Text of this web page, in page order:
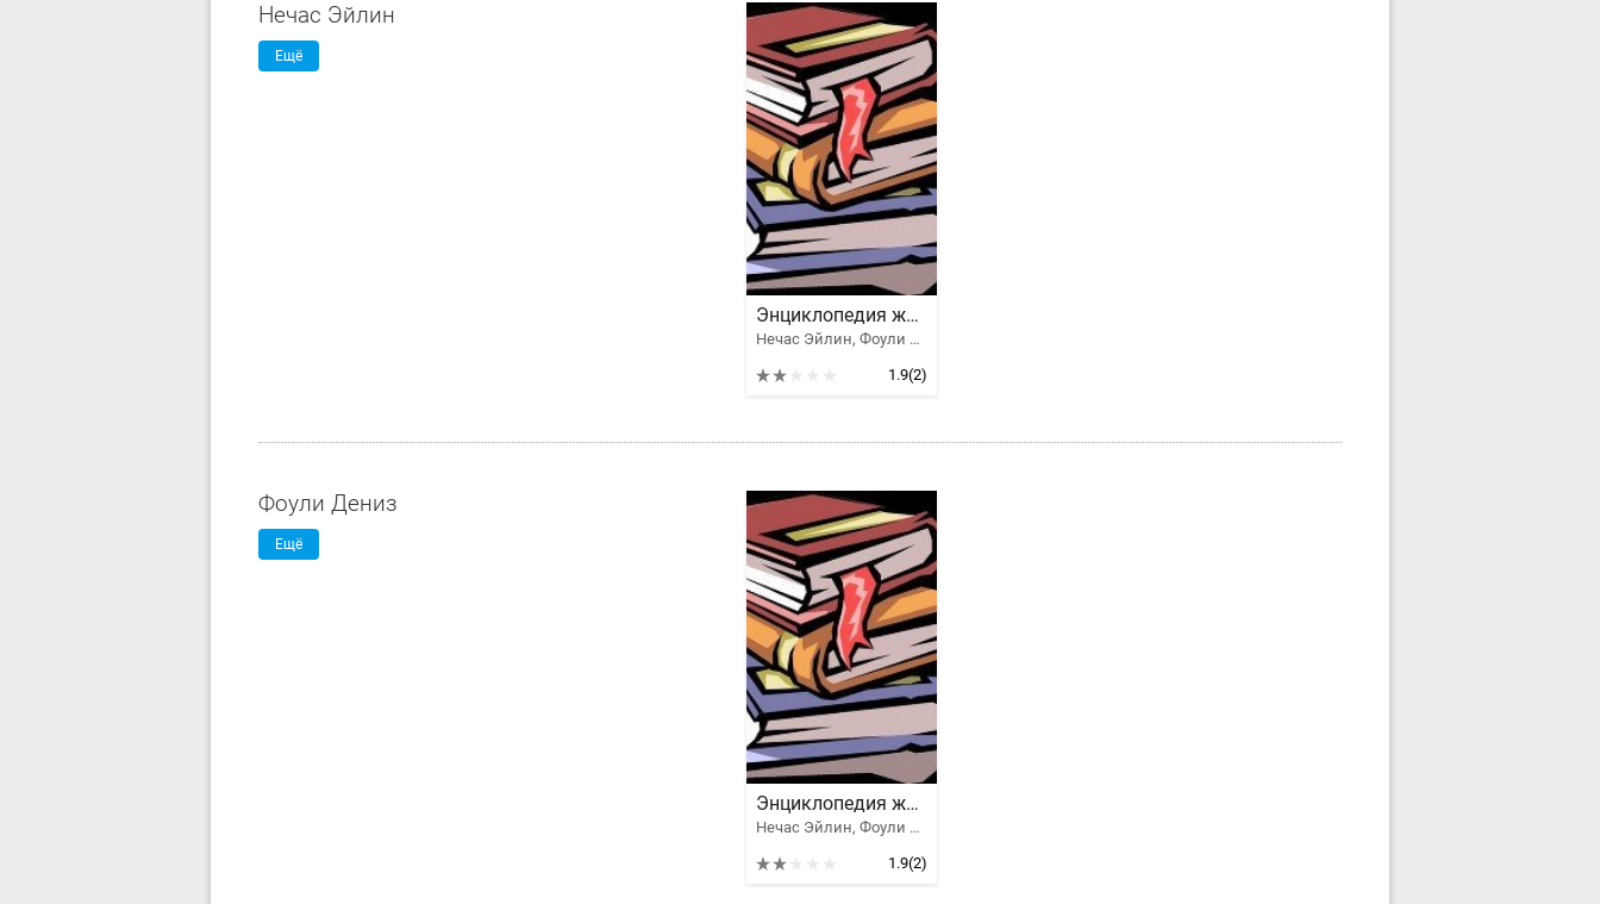
Нечас Эйлин
Ещё
Энциклопедия женского здоровья
Нечас Эйлин, Фоули Дениз
1.9(2)
Фоули Дениз
Ещё
Энциклопедия женского здоровья
Нечас Эйлин, Фоули Дениз
1.9(2)